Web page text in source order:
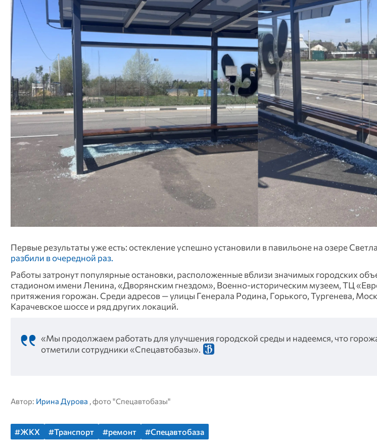
Первые результаты уже есть: остекление успешно установили в павильоне на озере
разбили в очередной раз.
Работы затронут популярные остановки, расположенные вблизи значимых городских
стадионом имени Ленина, «Дворянским гнездом», Военно‑историческим музеем, ТЦ
притяжения горожан. Среди адресов — улицы Генерала Родина, Горького, Тургенева,
Карачевское шоссе и ряд других локаций.
«Мы продолжаем работать для улучшения городской среды и надеемся, что
отметили сотрудники «Спецавтобазы».
Автор: Ирина Дурова , фото "Спецавтобазы"
#ЖКХ #Транспорт #ремонт #Спецавтобаза